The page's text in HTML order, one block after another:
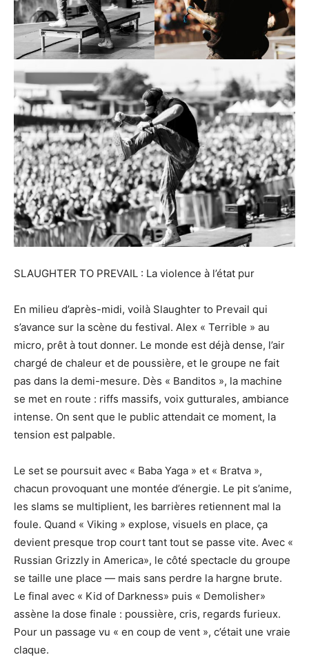
SLAUGHTER TO PREVAIL : La violence à l’état pur
En milieu d’après-midi, voilà Slaughter to Prevail qui
s’avance sur la scène du festival. Alex « Terrible » au
micro, prêt à tout donner. Le monde est déjà dense, l’air
chargé de chaleur et de poussière, et le groupe ne fait
pas dans la demi-mesure. Dès « Banditos », la machine
se met en route : riffs massifs, voix gutturales, ambiance
intense. On sent que le public attendait ce moment, la
tension est palpable.
Le set se poursuit avec « Baba Yaga » et « Bratva »,
chacun provoquant une montée d’énergie. Le pit s’anime,
les slams se multiplient, les barrières retiennent mal la
foule. Quand « Viking » explose, visuels en place, ça
devient presque trop court tant tout se passe vite. Avec «
Russian Grizzly in America», le côté spectacle du groupe
se taille une place — mais sans perdre la hargne brute.
Le final avec « Kid of Darkness» puis « Demolisher»
assène la dose finale : poussière, cris, regards furieux.
Pour un passage vu « en coup de vent », c’était une vraie
claque.